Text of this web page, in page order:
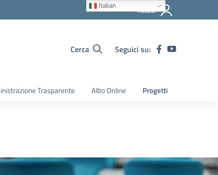
Accedi
Cerca Seguici su:
Trasparente Albo Online Progetti
Italian